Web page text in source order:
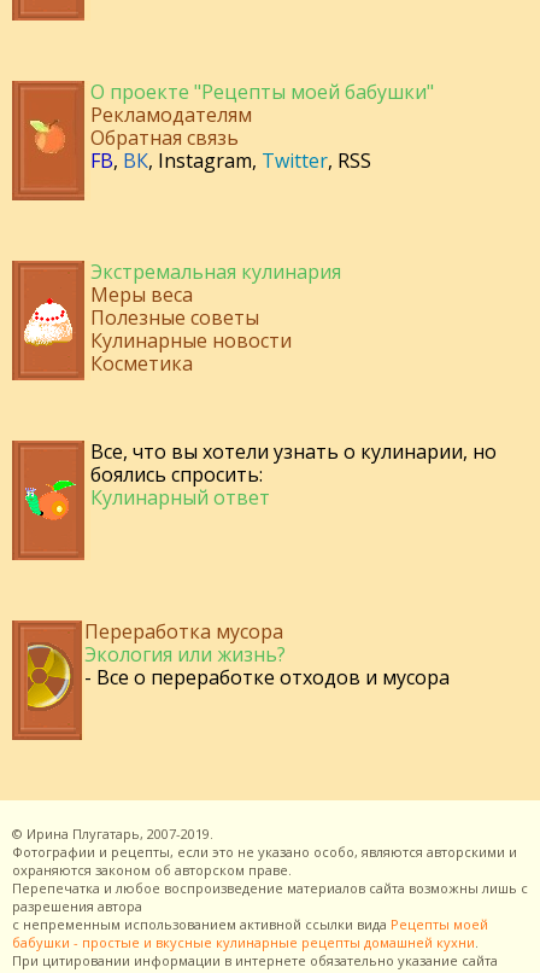
О проекте "Рецепты моей бабушки"
Рекламодателям
Обратная связь
FB, ВК, Instagram, Twitter, RSS
Экстремальная кулинария
Меры веса
Полезные советы
Кулинарные новости
Косметика
Все, что вы хотели узнать о кулинарии, но
боялись спросить:
Кулинарный ответ
Переработка мусора
Экология или жизнь?
- Все о переработке отходов и мусора
© Ирина Плугатарь, 2007-2019.
Фотографии и рецепты, если это не указано особо, являются авторскими и
охраняются законом об авторском праве.
Перепечатка и любое воспроизведение материалов сайта возможны лишь с
разрешения автора
с непременным использованием активной ссылки вида Рецепты моей
бабушки - простые и вкусные кулинарные рецепты домашней кухни.
При цитировании информации в интернете обязательно указание сайта